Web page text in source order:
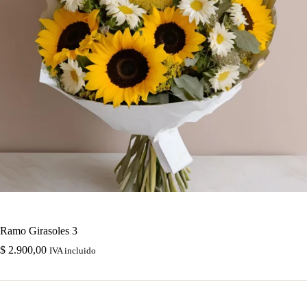
Ramo Girasoles 3
$ 2.900,00 IVA incluido